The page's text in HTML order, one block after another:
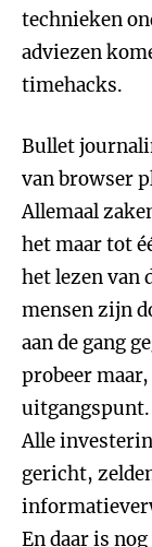
technieken
adviezen
timehacks.
Bullet
van browser
Allemaal
het maar tot
het lezen van
mensen zijn
aan de gang
probeer
uitgangspunt.
Alle
gericht,
En daar is